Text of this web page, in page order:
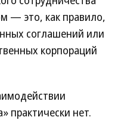
— это, как правило,
соглашений или
корпораций
практически нет.